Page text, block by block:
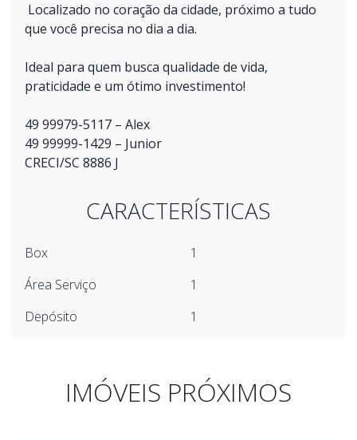
Localizado no coração da cidade, próximo a tudo
que você precisa no dia a dia.
Ideal para quem busca qualidade de vida,
praticidade e um ótimo investimento!
49 99979-5117 – Alex
49 99999-1429 – Junior
CRECI/SC 8886 J
CARACTERÍSTICAS
Box
1
Área Serviço
1
Depósito
1
IMÓVEIS PRÓXIMOS